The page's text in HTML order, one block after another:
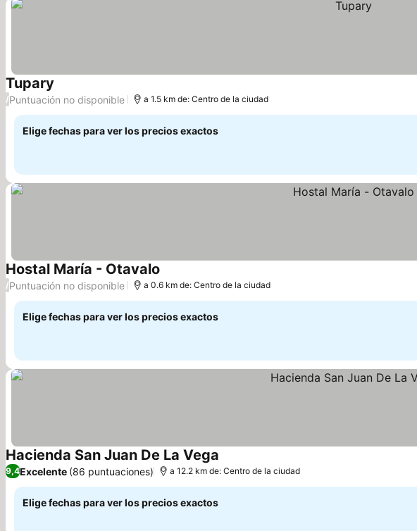
Tupary
/Puntuación no disponible a 1.5 km de: Centro de la ciudad
Elige fechas para ver los precios exactos
Hostal María - Otavalo
/Puntuación no disponible a 0.6 km de: Centro de la ciudad
Elige fechas para ver los precios exactos
Hacienda San Juan De La Vega
9,4Excelente (86 puntuaciones) a 12.2 km de: Centro de la ciudad
Elige fechas para ver los precios exactos